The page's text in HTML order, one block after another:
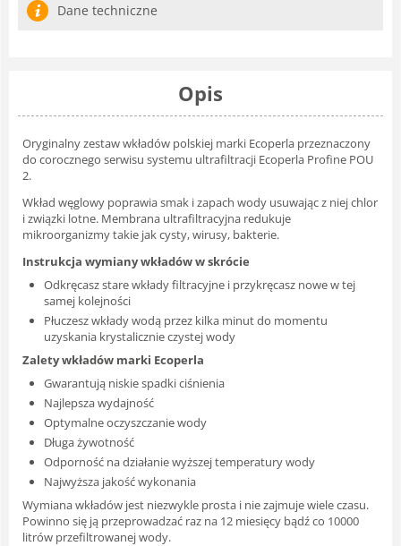
Dane techniczne
Opis
Oryginalny zestaw wkładów polskiej marki Ecoperla przeznaczony
do corocznego serwisu systemu ultrafiltracji Ecoperla Profine POU
2.
Wkład węglowy poprawia smak i zapach wody usuwając z niej chlor
i związki lotne. Membrana ultrafiltracyjna redukuje
mikroorganizmy takie jak cysty, wirusy, bakterie.
Instrukcja wymiany wkładów w skrócie
Odkręcasz stare wkłady filtracyjne i przykręcasz nowe w tej
samej kolejności
Płuczesz wkłady wodą przez kilka minut do momentu
uzyskania krystalicznie czystej wody
Zalety wkładów marki Ecoperla
Gwarantują niskie spadki ciśnienia
Najlepsza wydajność
Optymalne oczyszczanie wody
Długa żywotność
Odporność na działanie wyższej temperatury wody
Najwyższa jakość wykonania
Wymiana wkładów jest niezwykle prosta i nie zajmuje wiele czasu.
Powinno się ją przeprowadzać raz na 12 miesięcy bądź co 10000
litrów przefiltrowanej wody.